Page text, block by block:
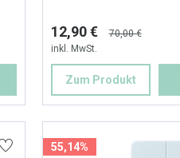
12,90 €
70,00 €
inkl. MwSt.
Zum Produkt
55,14%